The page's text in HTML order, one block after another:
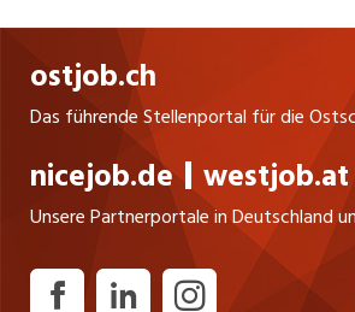
ostjob.ch
Das führende Stellenportal für die
nicejob.de westjob.at
Unsere Partnerportale in Deutschland